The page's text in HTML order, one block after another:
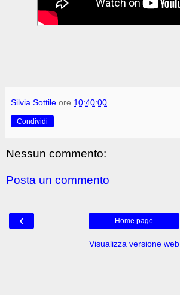
Silvia Sottile ore 10:40:00
Condividi
Nessun commento:
Posta un commento
‹ Home page
Visualizza versione web